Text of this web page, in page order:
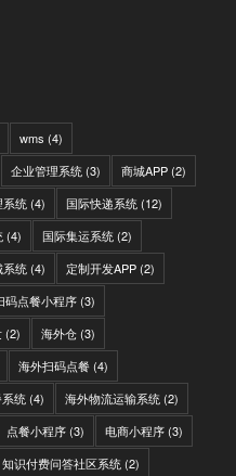
wms (4)
企业管理系统(3) 商城APP(2)
统(4) 国际快递系统(12)
(4) 国际集运系统(2)
系统(4) 定制开发APP(2)
码点餐小程序(3)
(2) 海外仓(3)
海外扫码点餐(4)
统(4) 海外物流运输系统(2)
点餐小程序(3) 电商小程序(3)
知识付费问答社区系统(2)